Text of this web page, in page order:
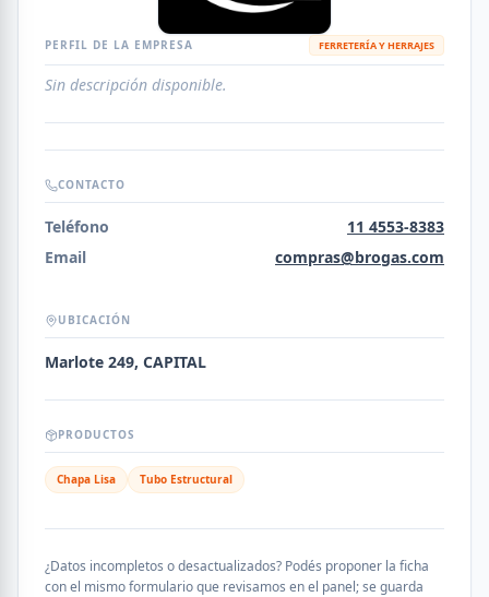
PERFIL DE LA EMPRESA FERRETERÍA Y HERRAJES
Sin descripción disponible.
CONTACTO
Teléfono
11 4553-8383
Email
compras@brogas.com
UBICACIÓN
Marlote 249, CAPITAL
PRODUCTOS
Chapa Lisa Tubo Estructural
¿Datos incompletos o desactualizados? Podés proponer la ficha
con el mismo formulario que revisamos en el panel; se guarda